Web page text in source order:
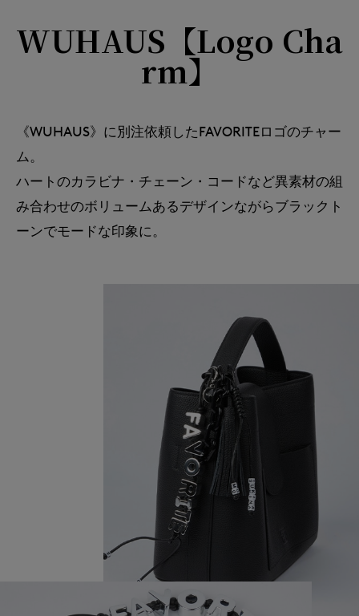
WUHAUS【Logo Cha
rm】
《WUHAUS》に別注依頼したFAVORITEロゴのチャー
ム。
ハートのカラビナ・チェーン・コードなど異素材の組
み合わせのボリュームあるデザインながらブラックト
ーンでモードな印象に。